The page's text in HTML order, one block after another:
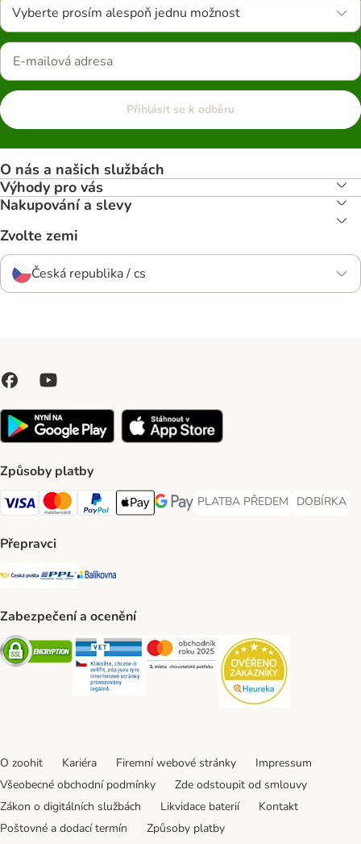
Vyberte prosím alespoň jednu možnost
Přihlásit se k odběru
O nás a našich službách
Výhody pro vás
Nakupování a slevy
Zvolte zemi
Česká republika / cs
Způsoby platby
Visa Payment Method
Mastercard Payment Method
PayPal Payment Method
Apple pay Payment Method
GooglePay Payment Method
PLATBA PŘEDEM
PLATBA PŘEDEM Payment
DOBÍRKA
DOBÍRKA
Přepravci
Česká pošta Shipping Method
PPL Shipping Method
Balíkovna Shipping Method
Zabezpečení a ocenění
Security Security Security
O zoohit Kariéra Firemní webové stránky
Impressum
Všeobecné obchodní podmínky
Zde odstoupit od smlouvy
Zákon o digitálních službách
Likvidace baterií
Kontakt
Poštovné a dodací termín
Způsoby platby